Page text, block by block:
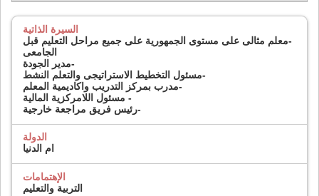
السيرة الذاتية
-معلم مثالى على مستوى الجمهورية على جميع مراحل التعليم قبل
الجامعى
-مدير الجودة
-مسئول التخطيط الاستراتيجى والتعلم النشط
-مدرب بمركز التدريب واكاديمية المعلم
- مسئول اللامركزية المالية
-رئيس فريق مراجعة خارجية
الدولة
ام الدنيا
الإهتمامات
التربية والتعليم